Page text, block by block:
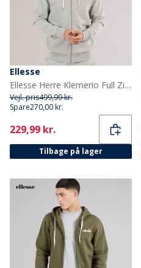
Ellesse
Ellesse Herre Klemerio Full Zip Hættetrøje Light Grey Marl
Vejl. pris499,99 kr.
Spare270,00 kr.
Current
229,99 kr.
Tilbage på lager